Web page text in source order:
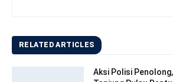
RELATED ARTICLES
Aksi Polisi